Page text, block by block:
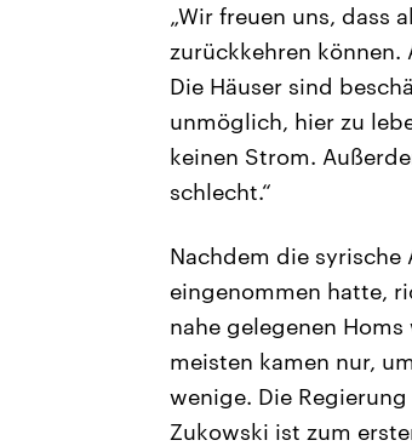
„Wir freuen uns, dass
zurückkehren
Die Häuser sind
unmöglich, hier zu
keinen Strom.
schlecht.“
Nachdem die
eingenommen hatte,
nahe gelegenen
meisten kamen nur,
wenige. Die
Zukowski ist zum